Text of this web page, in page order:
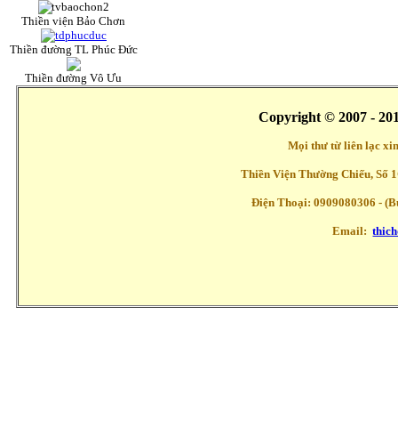
Thiền viện Bảo Chơn
Thiền đường TL Phúc Đức
Thiền đường Vô Ưu
Copyright © 2007 -
Mọi thư từ liên lạc
Thiền Viện Thường Chiếu, Số
Điện Thoại: 0909080306 -
Email: